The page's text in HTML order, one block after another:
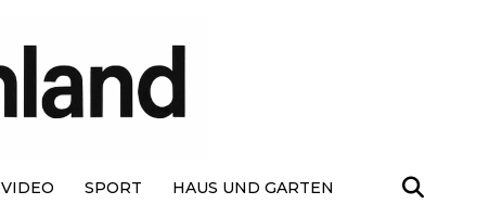
VIDEO SPORT HAUS UND GARTEN